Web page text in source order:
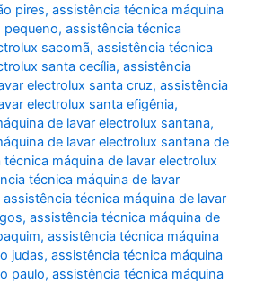
pires,assistência técnica máquina
pequeno,assistência técnica
sacomã,assistência técnica
santa cecília,assistência
electrolux santa cruz,assistência
electrolux santa efigênia,
de lavar electrolux santana,
de lavar electrolux santana de
máquina de lavar electrolux
técnica máquina de lavar
assistência técnica máquina de lavar
,assistência técnica máquina de
,assistência técnica máquina
judas,assistência técnica máquina
paulo,assistência técnica máquina